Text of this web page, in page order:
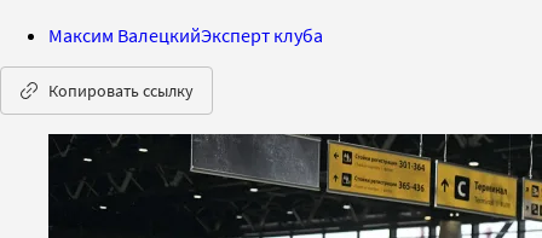
Максим ВалецкийЭксперт клуба
Копировать ссылку